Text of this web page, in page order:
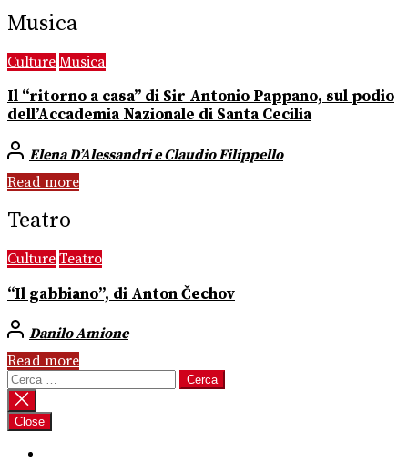
Musica
Culture Musica
Il “ritorno a casa” di Sir Antonio Pappano, sul podio
dell’Accademia Nazionale di Santa Cecilia
Elena D’Alessandri e Claudio Filippello
Read more
Teatro
Culture Teatro
“Il gabbiano”, di Anton Čechov
Danilo Amione
Read more
Ricerca
per:
Close